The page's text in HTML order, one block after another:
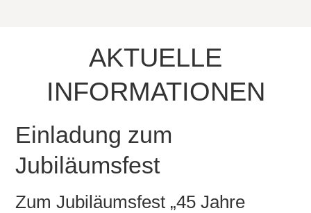
AKTUELLE
INFORMATIONEN
Einladung zum
Jubiläumsfest
Zum Jubiläumsfest „45 Jahre